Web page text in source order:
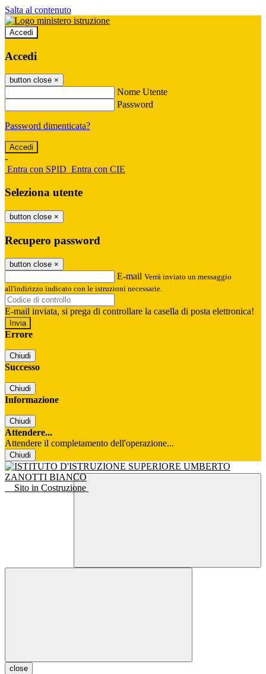
Salta al contenuto
Accedi
Accedi
button close ×
Nome Utente
Password
Password dimenticata?
-
Entra con SPID Entra con CIE
Seleziona utente
button close ×
Recupero password
button close ×
E-mail Verrà inviato un messaggio
all'indirizzo indicato con le istruzioni necessarie.
E-mail inviata, si prega di controllare la casella di posta elettronica!
Errore
Chiudi
Successo
Chiudi
Informazione
Chiudi
Attendere...
Attendere il completamento dell'operazione...
Chiudi
Sito in Costruzione
close